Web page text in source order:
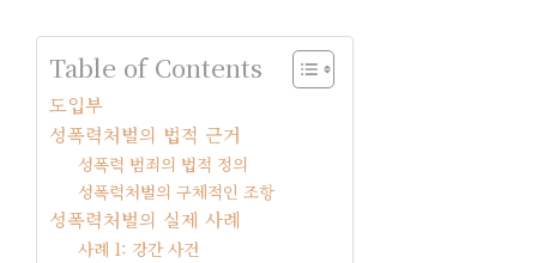
Table of Contents
도입부
성폭력처벌의 법적 근거
성폭력 범죄의 법적 정의
성폭력처벌의 구체적인 조항
성폭력처벌의 실제 사례
사례 1: 강간 사건